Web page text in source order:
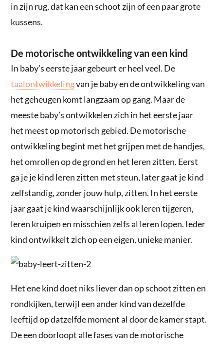
in zijn rug, dat kan een schoot zijn of een paar grote
kussens.
De motorische ontwikkeling van een kind
In baby’s eerste jaar gebeurt er heel veel. De
taalontwikkelingvan je baby en de ontwikkeling van
het geheugen komt langzaam op gang. Maar de
meeste baby’s ontwikkelen zich in het eerste jaar
het meest op motorisch gebied. De motorische
ontwikkeling begint met het grijpen met de handjes,
het omrollen op de grond en het leren zitten. Eerst
ga je je kind leren zitten met steun, later gaat je kind
zelfstandig, zonder jouw hulp, zitten. In het eerste
jaar gaat je kind waarschijnlijk ook leren tijgeren,
leren kruipen en misschien zelfs al leren lopen. Ieder
kind ontwikkelt zich op een eigen, unieke manier.
Het ene kind doet niks liever dan op schoot zitten en
rondkijken, terwijl een ander kind van dezelfde
leeftijd op datzelfde moment al door de kamer stapt.
De een doorloopt alle fases van de motorische